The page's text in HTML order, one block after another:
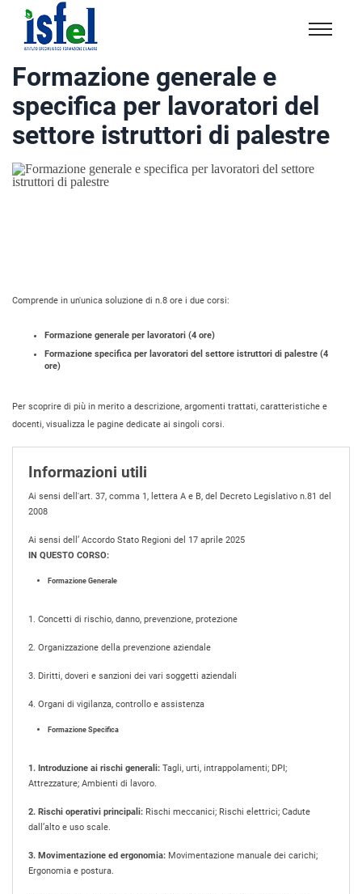
Isfel
Istituto
specialistico
formazione
lavoro
Formazione generale e
specifica per lavoratori del
settore istruttori di palestre
Comprende in un'unica soluzione di n.8 ore i due corsi:
Formazione generale per lavoratori (4 ore)
Formazione specifica per lavoratori del settore istruttori di palestre (4
ore)
Per scoprire di più in merito a descrizione, argomenti trattati, caratteristiche e
docenti, visualizza le pagine dedicate ai singoli corsi.
Informazioni utili
Ai sensi dell'art. 37, comma 1, lettera A e B, del Decreto Legislativo n.81 del
2008
Ai sensi dell’ Accordo Stato Regioni del 17 aprile 2025
IN QUESTO CORSO:
Formazione Generale
1. Concetti di rischio, danno, prevenzione, protezione
2. Organizzazione della prevenzione aziendale
3. Diritti, doveri e sanzioni dei vari soggetti aziendali
4. Organi di vigilanza, controllo e assistenza
Formazione Specifica
1. Introduzione ai rischi generali: Tagli, urti, intrappolamenti; DPI;
Attrezzature; Ambienti di lavoro.
2. Rischi operativi principali: Rischi meccanici; Rischi elettrici; Cadute
dall’alto e uso scale.
3. Movimentazione ed ergonomia: Movimentazione manuale dei carichi;
Ergonomia e postura.